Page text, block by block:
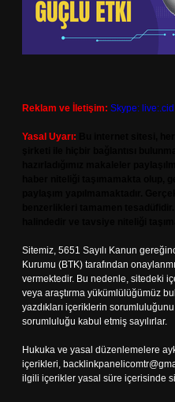
Reklam ve İletişim: Skype:
Yasal Uyarı:
Sitemiz, 5651 Sayılı Kanun
Kurumu (BTK) tarafından
vermektedir. Bu nedenle, sitedeki
veya araştırma yükümlülüğümüz
yazdıkları içeriklerin
sorumluluğu kabul etmiş sayılırlar.
Hukuka ve yasal düzenlemelere
içerikleri,
ilgili içerikler yasal süre içerisinde